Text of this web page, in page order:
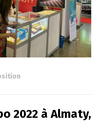
2022 à Almaty,